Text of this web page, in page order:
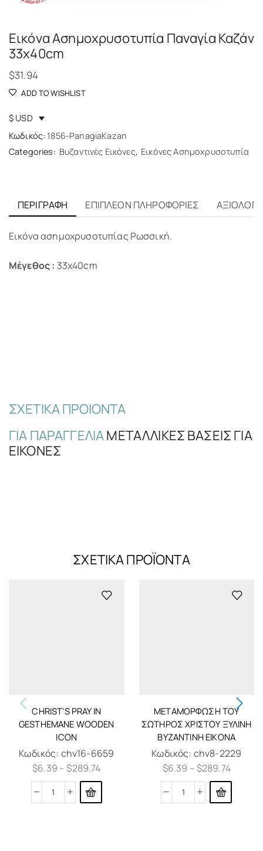
Εικόνα Ασημοχρυσοτυπία Παναγία Καζάν
33x40cm
$31.94
ADD TO WISHLIST
$ USD
Κωδικός: 1856-PanagiaKazan
Categories: Βυζαντινές Εικόνες, Εικόνες Ασημοχρυσοτυπία
ΠΕΡΙΓΡΑΦΉ ΕΠΙΠΛΈΟΝ ΠΛΗΡΟΦΟΡΊΕΣ
Εικόνα ασημοχρυσοτυπίας Ρωσσική.
Μέγεθος : 33x40cm
ΣΧΕΤΙΚΆ ΠΡΟΊΟΝΤΑ
ΓΙΑ ΠΑΡΑΓΓΕΛΊΑΜΕΤΑΛΛΙΚΈΣ ΒΆΣΕΙΣ ΓΙΑ
ΕΙΚΌΝΕΣ
ΣΧΕΤΙΚΆ ΠΡΟΪΌΝΤΑ
CHRIST’S PRAY IN
GESTHEMANE WOODEN
ICON
Κωδικός: chv16-6659
$6.39 –$289.74
ΜΕΤΑΜΌΡΦΩΣΗ ΤΟΥ
ΣΩΤΉΡΟΣ ΧΡΙΣΤΟΎ ΞΎΛΙΝΗ
ΒΥΖΑΝΤΙΝΉ ΕΙΚΌΝΑ
Κωδικός: chv8-2229
$6.39 –$289.74